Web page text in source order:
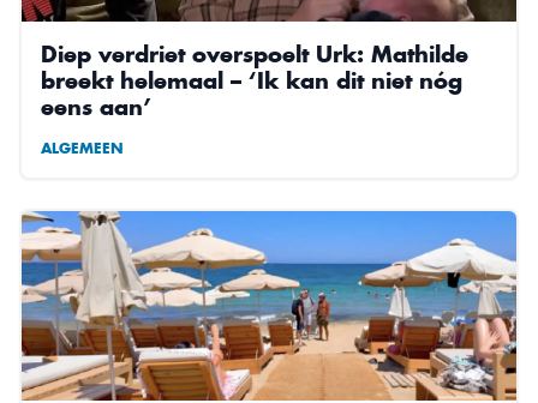
Diep verdriet overspoelt Urk: Mathilde
breekt helemaal – ‘Ik kan dit niet nóg
eens aan’
ALGEMEEN